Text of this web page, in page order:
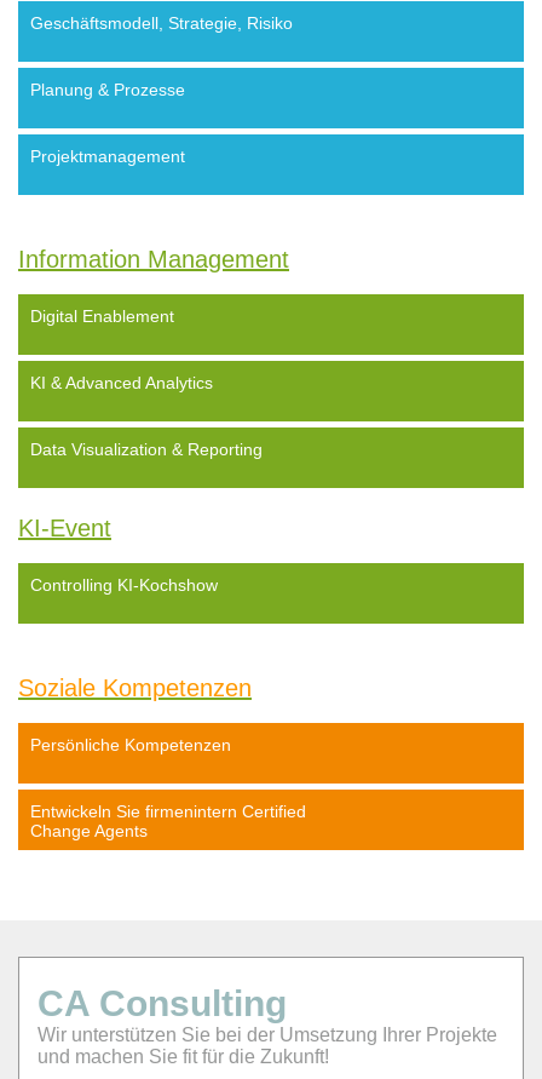
Geschäftsmodell, Strategie, Risiko
Planung & Prozesse
Projektmanagement
Information Management
Digital Enablement
KI & Advanced Analytics
Data Visualization & Reporting
KI-Event
Controlling KI-Kochshow
Soziale Kompetenzen
Persönliche Kompetenzen
Entwickeln Sie firmenintern Certified
Change Agents
CA Consulting
Wir unterstützen Sie bei der Umsetzung Ihrer Projekte
und machen Sie fit für die Zukunft!